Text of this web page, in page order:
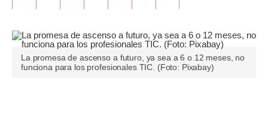
Plus G
Opinión
Editorial
La promesa de ascenso a futuro, ya sea a 6 o 12 meses, no
funciona para los profesionales TIC. (Foto: Pixabay)